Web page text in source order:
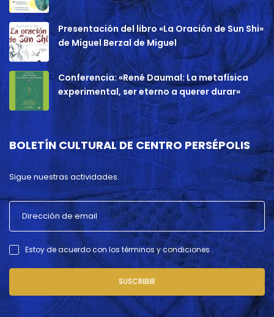
Presentación del libro «La Oración de Sun Shi»
de Miguel Berzal de Miguel
Conferencia: «René Daumal: La metafísica
experimental, ser eterno a querer durar»
BOLETÍN CULTURAL DE CENTRO PERSÉPOLIS
Sigue nuestras actividades.
Estoy de acuerdo con los términos y condiciones .
SUSCRIBIR